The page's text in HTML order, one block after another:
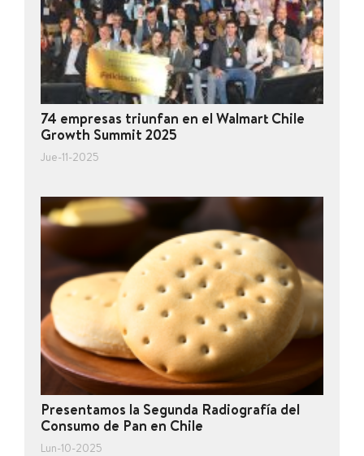
74 empresas triunfan en el Walmart Chile
Growth Summit 2025
Jue-11-2025
Presentamos la Segunda Radiografía del
Consumo de Pan en Chile
Lun-10-2025